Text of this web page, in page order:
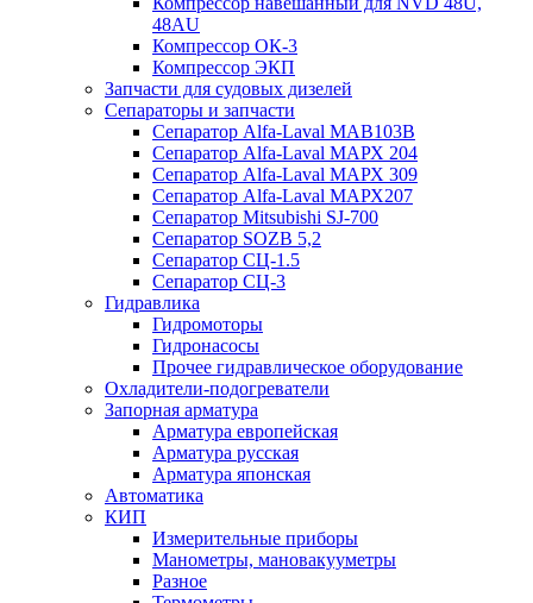
48AU
Компрессор ОК-3
Компрессор ЭКП
Запчасти для судовых дизелей
Сепараторы и запчасти
Сепаратор Alfa-Laval МАВ103В
Сепаратор Alfa-Laval МАРХ 204
Сепаратор Alfa-Laval МАРХ 309
Сепаратор Alfa-Laval МАРХ207
Сепаратор Mitsubishi SJ-700
Сепаратор SOZB 5,2
Сепаратор СЦ-1.5
Сепаратор СЦ-3
Гидравлика
Гидромоторы
Гидронасосы
Прочее гидравлическое оборудование
Охладители-подогреватели
Запорная арматура
Арматура европейская
Арматура русская
Арматура японская
Автоматика
КИП
Измерительные приборы
Манометры, мановакууметры
Разное